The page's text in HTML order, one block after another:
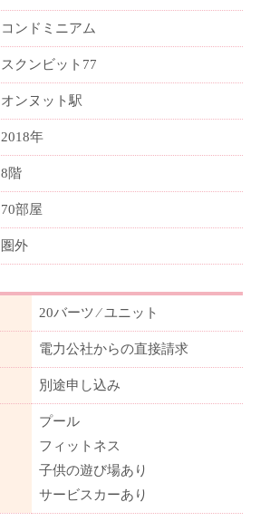
コンドミニアム
スクンビット77
オンヌット駅
2018年
8階
70部屋
圏外
20バーツ ⁄ ユニット
電力公社からの直接請求
別途申し込み
プール
フィットネス
子供の遊び場あり
サービスカーあり